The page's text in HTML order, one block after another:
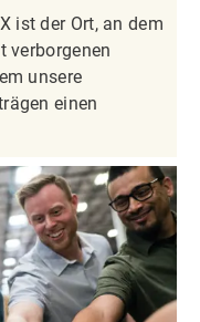
ist der Ort, an dem
verborgenen
unsere
einen